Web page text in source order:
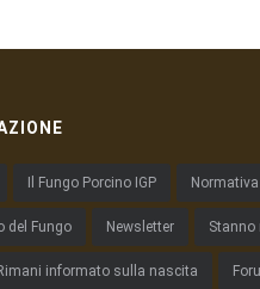
Il Fungo Porcino IGP Normativa
del Fungo Newsletter Stanno
informato sulla nascita